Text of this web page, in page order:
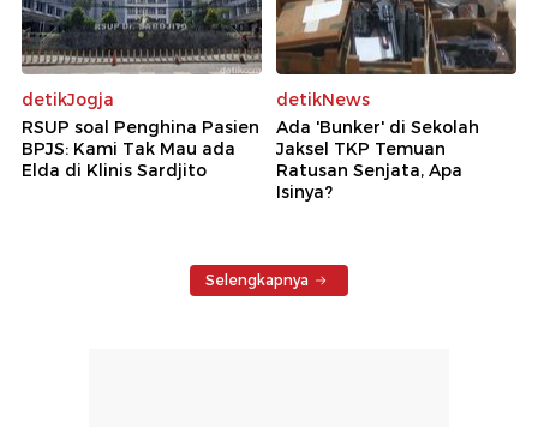
detikJogja
RSUP soal Penghina Pasien
BPJS: Kami Tak Mau ada
Elda di Klinis Sardjito
detikNews
Ada 'Bunker' di Sekolah
Jaksel TKP Temuan
Ratusan Senjata, Apa
Isinya?
Selengkapnya